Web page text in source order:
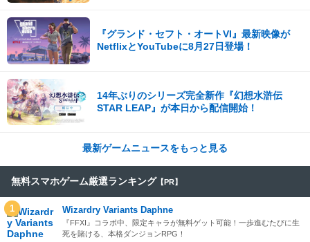
『グランド・セフト・オートVI』最新映像が
NetflixとYouTubeに8月27日登場！
14年ぶりのシリーズ完全新作『幻想水滸伝
STAR LEAP』が本日から配信開始！
最新ゲームニュースをもっと見る
無料スマホゲーム厳選ランキング 【PR】
1 Wizardry Variants Daphne
『FFXI』コラボ中、限定キャラが無料ゲット可能！一歩進むたびに生
死を賭ける、本格ダンジョンRPG！